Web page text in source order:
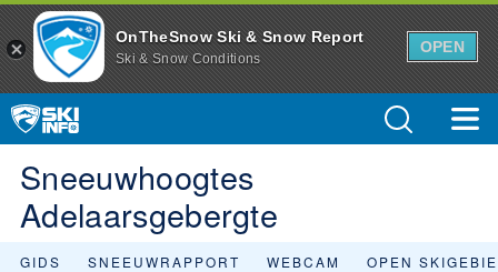
OnTheSnow Ski & Snow Report
Ski & Snow Conditions
OPEN
Sneeuwhoogtes
Adelaarsgebergte
GIDS SNEEUWRAPPORT WEBCAM OPEN